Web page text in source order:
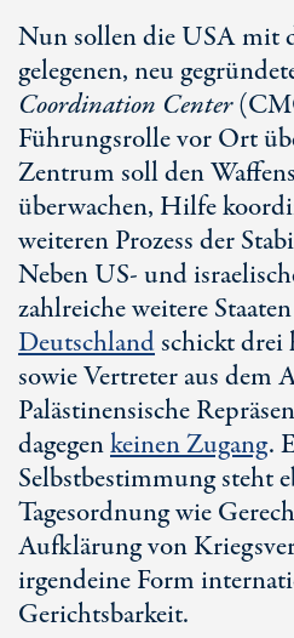
Nun sollen die USA mit
gelegenen, neu
Coordination Center
Führungsrolle vor Ort
Zentrum soll den
überwachen, Hilfe
weiteren Prozess der
Neben US- und
zahlreiche weitere
Deutschlandschickt drei
sowie Vertreter aus dem
Palästinensische
dagegenkeinen Zugang.
Selbstbestimmung steht
Tagesordnung wie
Aufklärung von
irgendeine Form
Gerichtsbarkeit.